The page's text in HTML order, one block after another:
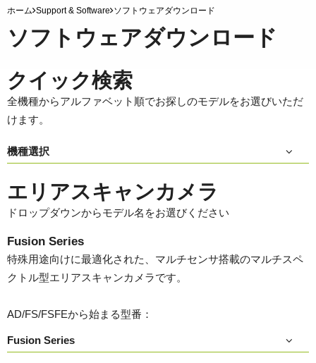
ホーム Support & Software ソフトウェアダウンロード
ソフトウェアダウンロード
クイック検索
全機種からアルファベット順でお探しのモデルをお選びいただ
けます。
機種選択
エリアスキャンカメラ
ドロップダウンからモデル名をお選びください
Fusion Series
特殊用途向けに最適化された、マルチセンサ搭載のマルチスペ
クトル型エリアスキャンカメラです。
AD/FS/FSFEから始まる型番：
Fusion Series